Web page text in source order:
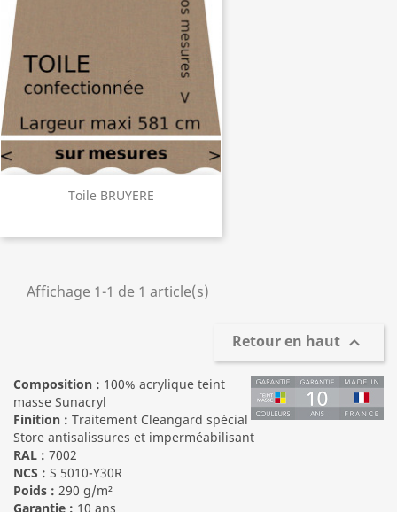
Toile BRUYERE
Affichage 1-1 de 1 article(s)
Retour en haut 
Composition : 100% acrylique teint
masse Sunacryl
Finition : Traitement Cleangard spécial
Store antisalissures et imperméabilisant
RAL : 7002
NCS : S 5010-Y30R
Poids : 290 g/m²
Garantie : 10 ans